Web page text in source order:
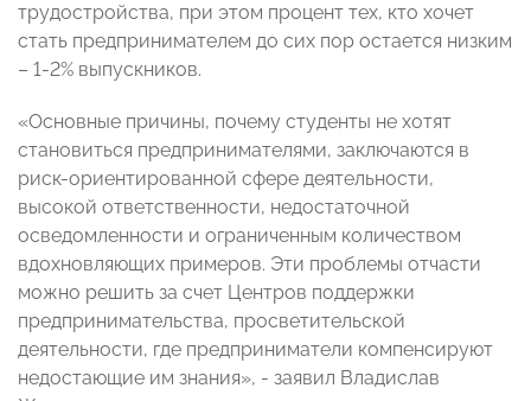
трудостройства, при этом процент тех, кто хочет
стать предпринимателем до сих пор остается низким
– 1-2% выпускников.
«Основные причины, почему студенты не хотят
становиться предпринимателями, заключаются в
риск-ориентированной сфере деятельности,
высокой ответственности, недостаточной
осведомленности и ограниченным количеством
вдохновляющих примеров. Эти проблемы отчасти
можно решить за счет Центров поддержки
предпринимательства, просветительской
деятельности, где предприниматели компенсируют
недостающие им знания», - заявил Владислав